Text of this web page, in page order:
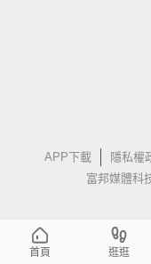
APP下載 隱私權
富邦媒體科
首頁 逛逛